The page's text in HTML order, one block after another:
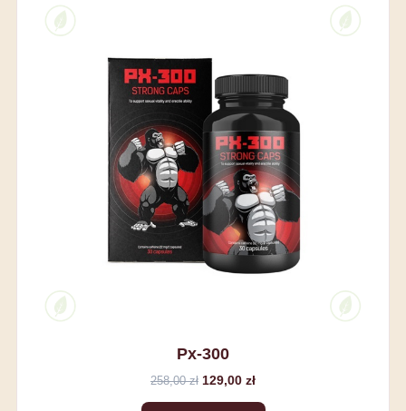
Px-300
258,00 zł 129,00 zł